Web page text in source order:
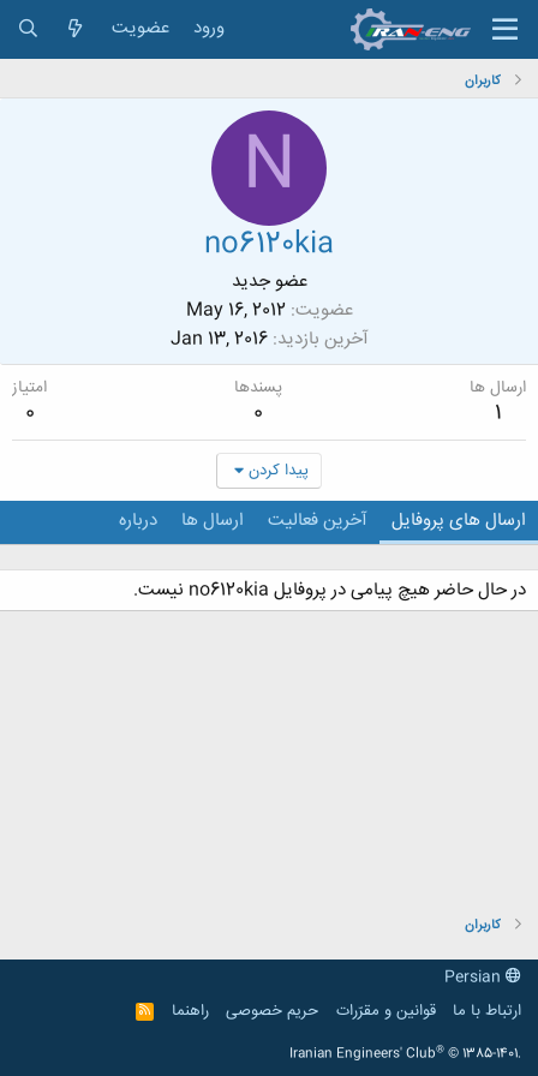
ورود عضویت
کاربران
N
no6120kia
عضو جدید
عضویت May 16, 2012
آخرین بازدید Jan 13, 2016
ارسال ها
1
پسندها
0
امتیاز
0
پیدا کردن
ارسال های پروفایل آخرین فعالیت ارسال ها درباره
در حال حاضر هیچ پیامی در پروفایل no6120kia نیست.
کاربران
ارتباط با ما
قوانین و مقرّرات حریم خصوصی راهنما
R
S
Iranian Engineers' Club® © 1385-1401.